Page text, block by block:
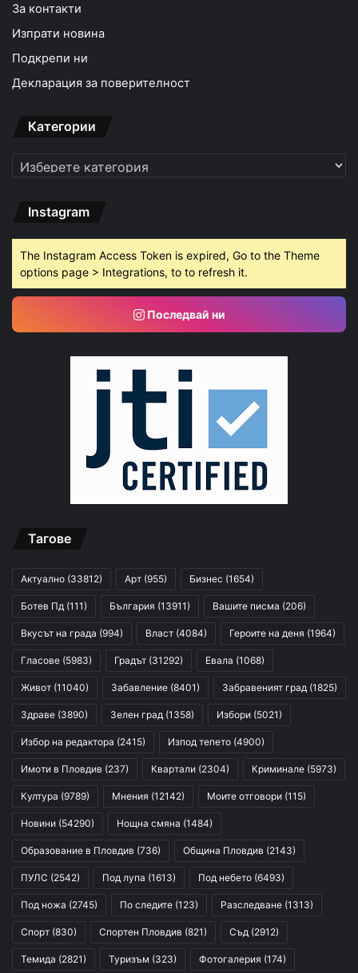
За контакти
Изпрати новина
Подкрепи ни
Декларация за поверителност
Категории
Категории
Instagram
The Instagram Access Token is expired, Go to the Theme
options page > Integrations, to to refresh it.
Последвай ни
Тагове
Актуално (33812) Арт (955) Бизнес (1654)
Ботев Пд (111) България (13911) Вашите писма (206)
Вкусът на града (994) Власт (4084) Героите на деня (1964)
Гласове (5983) Градът (31292) Евала (1068)
Живот (11040) Забавление (8401) Забравеният град (1825)
Здраве (3890) Зелен град (1358) Избори (5021)
Избор на редактора (2415) Изпод тепето (4900)
Имоти в Пловдив (237) Квартали (2304) Криминале (5973)
Култура (9789) Мнения (12142) Моите отговори (115)
Новини (54290) Нощна смяна (1484)
Образование в Пловдив (736) Община Пловдив (2143)
ПУЛС (2542) Под лупа (1613) Под небето (6493)
Под ножа (2745) По следите (123) Разследване (1313)
Спорт (830) Спортен Пловдив (821) Съд (2912)
Темида (2821) Туризъм (323) Фотогалерия (174)